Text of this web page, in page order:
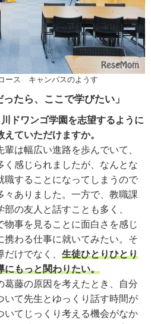
ース キャンパスのようす
ったら、ここで学びたい」
ドワンゴ学園を志望するように
ていただけますか。
は幅広い進路を歩んでいて、
く感じられましたが、なんとな
職することになってしまうので
々ありました。一方で、教職課
の友人と話すことも多く、
物事を見ることに面白さを感じ
携わる仕事に就いてみたい。そ
けでなく、 生徒ひとりひとり
にもっと関わりたい。
藤の原因を考えたとき、自分
いて先生とゆっくり話す時間が
いてじっくり考える機会がなか